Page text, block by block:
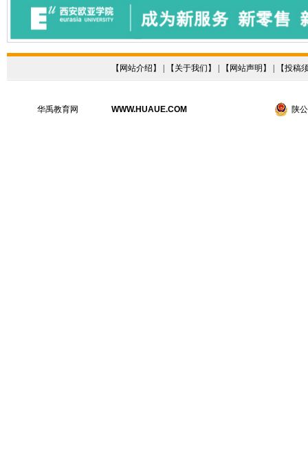
【 网站介绍 】 | 【 关于我们 】 | 【 网站声明 】 | 【投稿
华禹教育网 WWW.HUAUE.COM 陕